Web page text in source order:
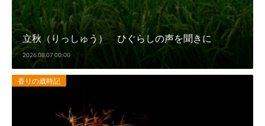
立秋（りっしゅう） ひぐらしの声を聞きに
2026.08.07 00:00
香りの歳時記